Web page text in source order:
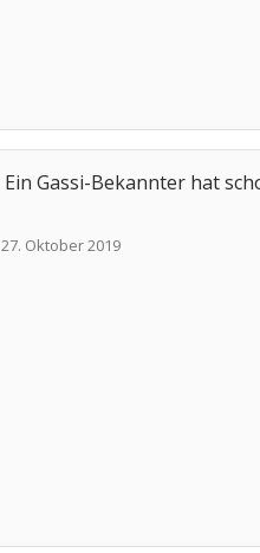
Ein Gassi-Bekannter hat
27. Oktober 2019